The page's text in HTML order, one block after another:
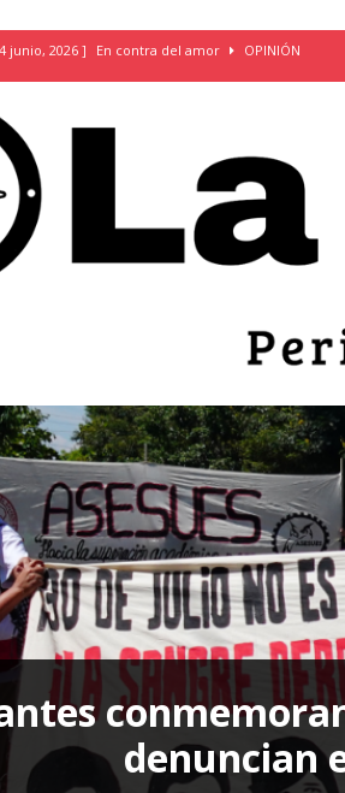
junio, 2026 ] En contra del amor OPINIÓN
febrero, 2026 ] Cuando la prevención de
julio, 2026 ] Estudiantes conmemoran el 51
Piden mantener la libertad
julio, 2026 ] ARENA y FMLN apuestan por mujeres
julio, 2026 ] A María Hildaura le falló el Estado
julio, 2026 ] Más allá de los casos: cómo entender
denuncian